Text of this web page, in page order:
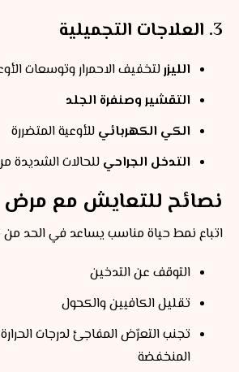
3. العلاجات التجميلية
الليزرلتخفيف الاحمرار وتوسعات
التقشير وصنفرة الجلد
الكي الكهربائي للأوعية المتضررة
التدخل الجراحي للحالات الشديدة
نصائح للتعايش مع مرض
اتباع نمط حياة مناسب يساعد في الحد من
التوقف عن التدخين
تقليل الكافيين والكحول
تجنب التعرّض المفاجئ لدرجات الحرارة
المنخفضة